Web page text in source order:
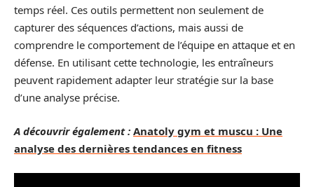
temps réel. Ces outils permettent non seulement de
capturer des séquences d’actions, mais aussi de
comprendre le comportement de l’équipe en attaque et en
défense. En utilisant cette technologie, les entraîneurs
peuvent rapidement adapter leur stratégie sur la base
d’une analyse précise.
A découvrir également : Anatoly gym et muscu : Une
analyse des dernières tendances en fitness